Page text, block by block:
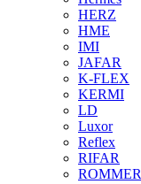
HERZ
HME
IMI
JAFAR
K-FLEX
KERMI
LD
Luxor
Reflex
RIFAR
ROMMER